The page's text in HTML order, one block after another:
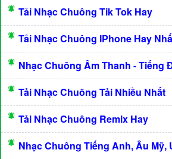
Tải Nhạc Chuông Tik Tok Hay
Tải Nhạc Chuông IPhone Hay
Nhạc Chuông Âm Thanh - Tiếng
Tải Nhạc Chuông Tải Nhiều Nhất
Tải Nhạc Chuông Remix Hay
Nhạc Chuông Tiếng Anh, Âu Mỹ,